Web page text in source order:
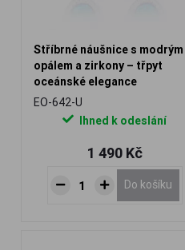
Stříbrné náušnice s modrým
opálem a zirkony – třpyt
oceánské elegance
EO-642-U
Ihned k odeslání
1 490 Kč
Do košíku